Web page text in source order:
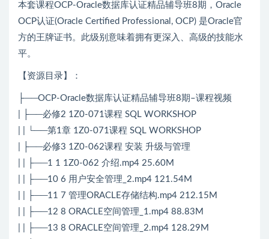
本套课程OCP-Oracle数据库认证精品辅导班8期，Oracle
OCP认证(Oracle Certified Professional, OCP) 是Oracle官
方的王牌证书。此级别意味着拥有更深入、高级的技能水
平。
【资源目录】：
├──OCP-Oracle数据库认证精品辅导班8期–课程视频
| ├──必修2 1Z0-071课程 SQL WORKSHOP
| | └──第1章 1Z0-071课程 SQL WORKSHOP
| ├──必修3 1Z0-062课程 安装 升级与管理
| | ├──1 1 1Z0-062 介绍.mp4 25.60M
| | ├──10 6 用户安全管理_2.mp4 121.54M
| | ├──11 7 管理ORACLE存储结构.mp4 212.15M
| | ├──12 8 ORACLE空间管理_1.mp4 88.83M
| | ├──13 8 ORACLE空间管理_2.mp4 128.29M